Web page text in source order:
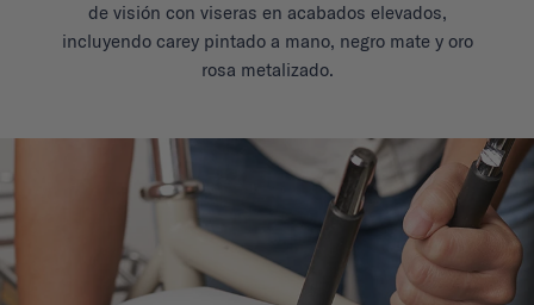
de visión con viseras en acabados elevados,
incluyendo carey pintado a mano, negro mate y oro
rosa metalizado.